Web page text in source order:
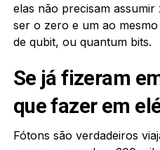
elas não precisam
ser o zero e um ao
de qubit, ou quantum bits.
Se já fizeram
que fazer em
Fótons são verdadeiros